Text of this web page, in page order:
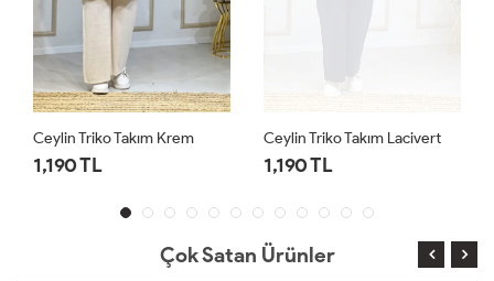
Ceylin Triko Takım Krem
1,190 TL
Ceylin Triko Takım Lacivert
1,190 TL
Çok Satan Ürünler